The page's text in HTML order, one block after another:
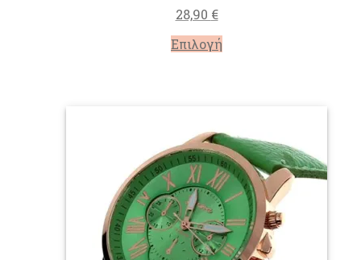
28,90 €
Επιλογή
Οι
επιλογές
μπορούν
να
επιλεγούν
στη
σελίδα